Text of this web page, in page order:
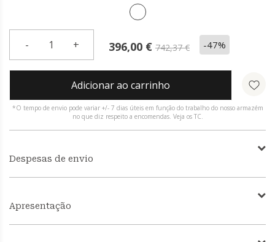
- 1 + 396,00 € 742,37 € -47%
Adicionar ao carrinho
*O tempo de envio pode variar +/- 7 dias úteis em função do trabalho do nosso armazém
no que diz respeito a encomendas. Veja os TC.
Despesas de envio
Apresentação